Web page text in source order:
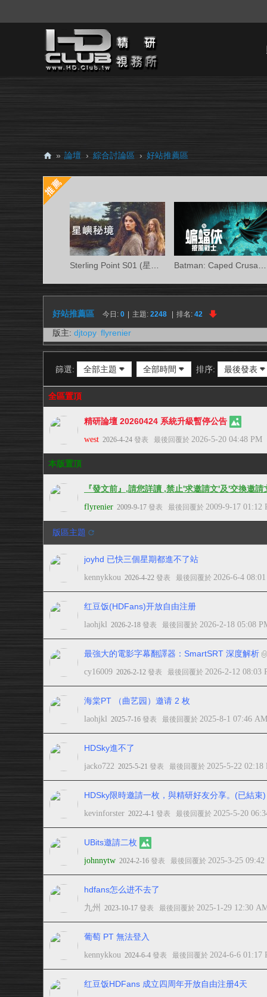
D.
Cl
務
» 論壇 › 綜合討論區 › 好站推薦區
好站推薦區 今日: 0 主題: 2248 排名: 42
版主: djtopy, flyrenier
篩選: 全部主題 全部時間 排序: 最後發表
全區置頂
精研論壇 20260424 系統升級暫停公告
west 2026-4-24 發表 最後回覆於 2026-5-20 04:48 PM
本版置頂
『發文前』,請您詳讀 ,禁止'求邀請文'及'交換邀
flyrenier 2009-9-17 發表 最後回覆於 2009-9-17 01:12
版區主題
joyhd 已快三個星期都進不了站
kennykkou 2026-4-22 發表 最後回覆於 2026-6-4
红豆饭(HDFans)开放自由注册
laohjkl 2026-2-18 發表 最後回覆於 2026-2-18 05:08
最強大的電影字幕翻譯器：SmartSRT 深度解析
cy16009 2026-2-12 發表 最後回覆於 2026-2-12 08:03
海棠PT （曲艺园）邀请 2 枚
laohjkl 2025-7-16 發表 最後回覆於 2025-8-1 07:46 AM
HDSky進不了
jacko722 2025-5-21 發表 最後回覆於 2025-5-22 02:18
HDSky限時邀請一枚，與精研好友分享。(已結束)
kevinforster 2022-4-1 發表 最後回覆於 2025-5-20
UBits邀請二枚
johnnytw 2024-2-16 發表 最後回覆於 2025-3-25
hdfans怎么进不去了
九州 2023-10-17 發表 最後回覆於 2025-1-29 12:30
葡萄 PT 無法登入
kennykkou 2024-6-4 發表 最後回覆於 2024-6-6 01:17
红豆饭HDFans 成立四周年开放自由注册4天